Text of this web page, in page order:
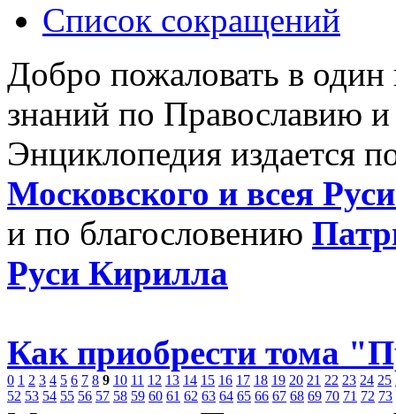
Список сокращений
Добро пожаловать в
знаний по Православию
Энциклопедия издается
Московского и всея
и по благословению
Руси Кирилла
Как приобрести тома
0 1 2 3 4 5 6 7 8 9 10 11 12 13 14 15 16 17 18 19 20 21 22 23 24 25
52 53 54 55 56 57 58 59 60 61 62 63 64 65 66 67 68 69 70 71 72 73